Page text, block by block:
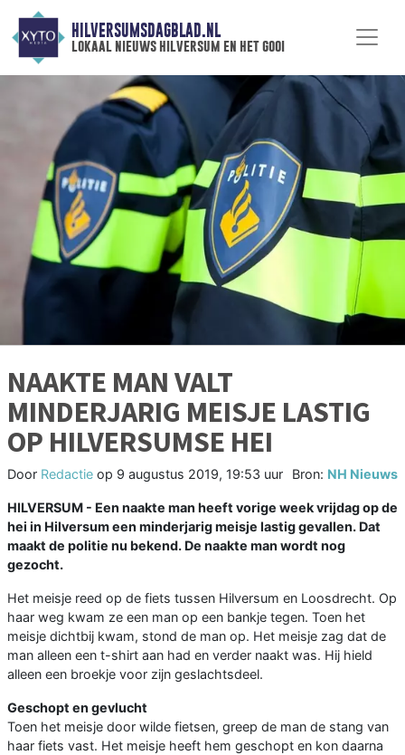
HILVERSUMSDAGBLAD.NL
lokaal nieuws hilversum en het gooi
NAAKTE MAN VALT
MINDERJARIG MEISJE LASTIG
OP HILVERSUMSE HEI
Door Redactie op 9 augustus 2019, 19:53 uur Bron: NH Nieuws
HILVERSUM - Een naakte man heeft vorige week vrijdag op de
hei in Hilversum een minderjarig meisje lastig gevallen. Dat
maakt de politie nu bekend. De naakte man wordt nog
gezocht.
Het meisje reed op de fiets tussen Hilversum en Loosdrecht. Op
haar weg kwam ze een man op een bankje tegen. Toen het
meisje dichtbij kwam, stond de man op. Het meisje zag dat de
man alleen een t-shirt aan had en verder naakt was. Hij hield
alleen een broekje voor zijn geslachtsdeel.
Geschopt en gevlucht
Toen het meisje door wilde fietsen, greep de man de stang van
haar fiets vast. Het meisje heeft hem geschopt en kon daarna